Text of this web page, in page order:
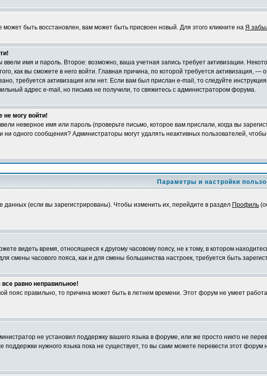
быть восстановлен, вам может быть присвоен новый. Для этого кликните на Я
ввели имя и пароль. Второе: возможно, ваша учетная запись требует активизации.
как вы сможете в него войти. Главная причина, по которой требуется
требуется активизация или нет. Если вам был прислан e-mail, то следуйте
адрес e-mail, но письма не получили, то свяжитесь с администратором форума.
не могу войти!
неверное имя или пароль (проверьте письмо, которое вам прислали, когда вы
ни одного сообщения? Администраторы могут удалять неактивных пользователей,
Параметры и настройки
данных (если вы зарегистрированы). Чтобы изменить их, перейдите в раздел Профиль
видеть время, относящееся к другому часовому поясу, не к тому, в котором
смены часового пояса, как и для смены большинства настроек, требуется быть
равно неправильное!
пояс правильно, то причина может быть в летнем времени. Этот форум не умеет
не установил поддержку вашего языка в форуме, или же просто никто не
поддержки нужного языка пока не существует, то вы сами можете перевести этот